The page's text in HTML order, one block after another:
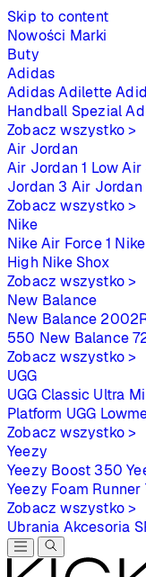
Skip to content
Nowości Marki
Buty
Adidas
Adidas Adilette
Handball Spezial
Zobacz wszystko >
Air Jordan
Air Jordan 1 Low Air
Jordan 3 Air Jordan
Zobacz wszystko >
Nike
Nike Air Force 1
High Nike Shox
Zobacz wszystko >
New Balance
New Balance
550 New Balance
Zobacz wszystko >
UGG
UGG Classic Ultra
Platform UGG
Zobacz wszystko >
Yeezy
Yeezy Boost 350
Yeezy Foam Runner
Zobacz wszystko >
Ubrania Akcesoria